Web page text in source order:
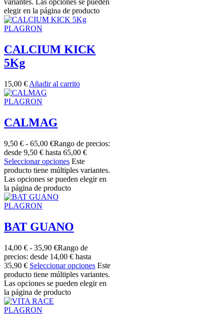
variantes. Las opciones se pueden
elegir en la página de producto
PLAGRON
CALCIUM KICK
5Kg
15,00 € Añadir al carrito
PLAGRON
CALMAG
9,50 € - 65,00 €Rango de precios:
desde 9,50 € hasta 65,00 €
Seleccionar opciones Este
producto tiene múltiples variantes.
Las opciones se pueden elegir en
la página de producto
PLAGRON
BAT GUANO
14,00 € - 35,90 €Rango de
precios: desde 14,00 € hasta
35,90 € Seleccionar opciones Este
producto tiene múltiples variantes.
Las opciones se pueden elegir en
la página de producto
PLAGRON